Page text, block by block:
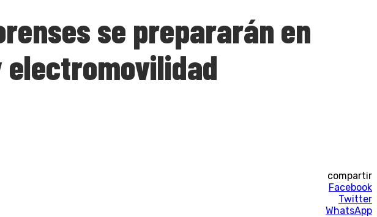
se prepararán en
compartir
Facebook
Twitter
WhatsApp